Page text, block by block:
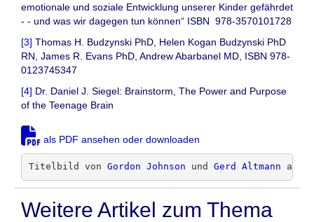
emotionale und soziale Entwicklung unserer Kinder gefährdet
- - und was wir dagegen tun können“ ISBN ‎ 978-3570101728
[3] Thomas H. Budzynski PhD, Helen Kogan Budzynski PhD
RN, James R. Evans PhD, Andrew Abarbanel MD, ISBN 978-
0123745347
[4] Dr. Daniel J. Siegel: Brainstorm, The Power and Purpose
of the Teenage Brain
als PDF ansehen oder downloaden
Titelbild von Gordon Johnson und Gerd Altmann auf
Weitere Artikel zum Thema